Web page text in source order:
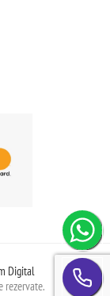
Digital
rezervate.